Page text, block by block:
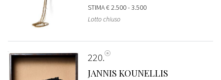
STIMA€ 2.500 - 3.500
Lotto chiuso
220
JANNIS KOUNELLIS